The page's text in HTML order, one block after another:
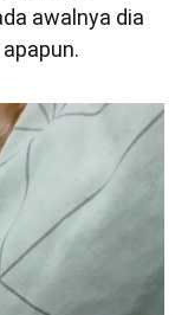
awalnya dia